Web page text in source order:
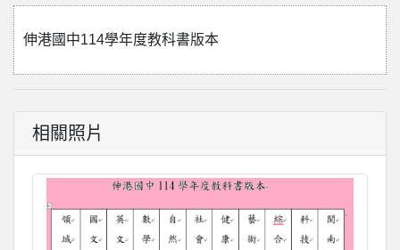
伸港國中114學年度教科書版本
相關照片